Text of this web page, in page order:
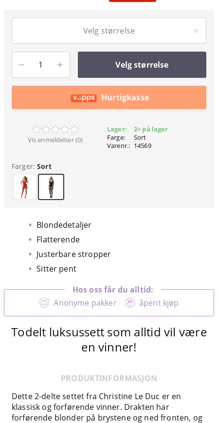
Velg størrelse
Velg størrelse
Hurtigkasse
Vis anmeldelser (0)
Lager:
Farge:
Varenr.:
2+ på lager
Sort
14569
Farger:Sort
Blondedetaljer
Flatterende
Justerbare stropper
Sitter pent
Anonyme pakker åpent kjøp
Hos oss får du alltid:
Todelt luksussett som alltid vil være
en vinner!
PRODUKTINFORMASJON
Dette 2-delte settet fra Christine Le Duc er en
klassisk og forførende vinner. Drakten har
forførende blonder på brystene og ned fronten, og